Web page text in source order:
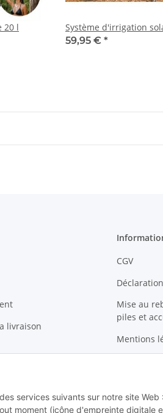
services suivants sur notre site Web
moment (icône d'empreinte digitale
20 l
Système d'irrigation
59,95 € *
livraison
CGV
Mise au
piles et
Mentions